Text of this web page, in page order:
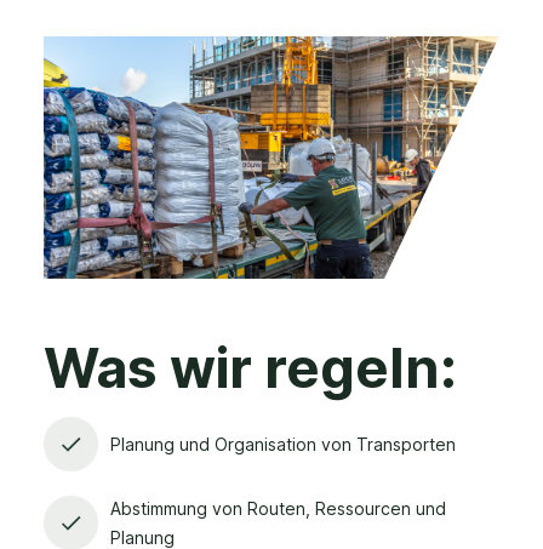
Was wir regeln:
Planung und Organisation von Transporten
Abstimmung von Routen, Ressourcen und
Planung